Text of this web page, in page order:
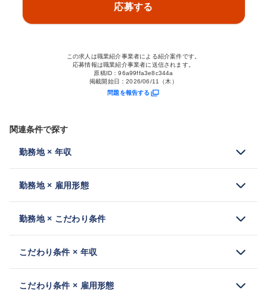
応募する
この求人は職業紹介事業者による紹介案件です。
応募情報は職業紹介事業者に送信されます。
原稿ID：96a99ffa3e8c344a
掲載開始日：2026/06/11（木）
問題を報告する
関連条件で探す
勤務地 × 年収
勤務地 × 雇用形態
勤務地 × こだわり条件
こだわり条件 × 年収
こだわり条件 × 雇用形態